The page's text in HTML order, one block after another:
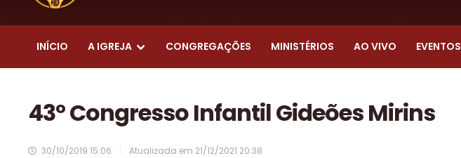
INÍCIO A IGREJA CONGREGAÇÕES MINISTÉRIOS AO VIVO EVENTOS
43º Congresso Infantil Gideões Mirins
30/10/2019 15:06 Atualizada em 21/12/2021 20:38